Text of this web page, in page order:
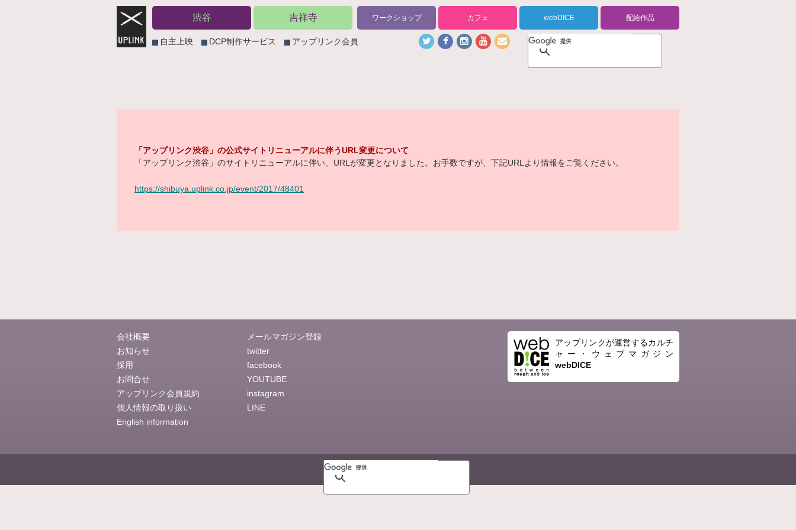
渋谷 吉祥寺 ワークショップ カフェ webDICE 配給作品
自主上映 DCP制作サービス アップリンク会員
「アップリンク渋谷」の公式サイトリニューアルに伴うURL変更について
「アップリンク渋谷」のサイトリニューアルに伴い、URLが変更となりました。お手数ですが、下記URLより情報をご覧ください。
https://shibuya.uplink.co.jp/event/2017/48401
会社概要
お知らせ
採用
お問合せ
アップリンク会員規約
個人情報の取り扱い
English information
メールマガジン登録
twitter
facebook
YOUTUBE
instagram
LINE
アップリンクが運営するカルチ
ャー・ウェブマガジン
webDICE